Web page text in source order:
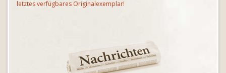
letztes verfügbares Originalexemplar!